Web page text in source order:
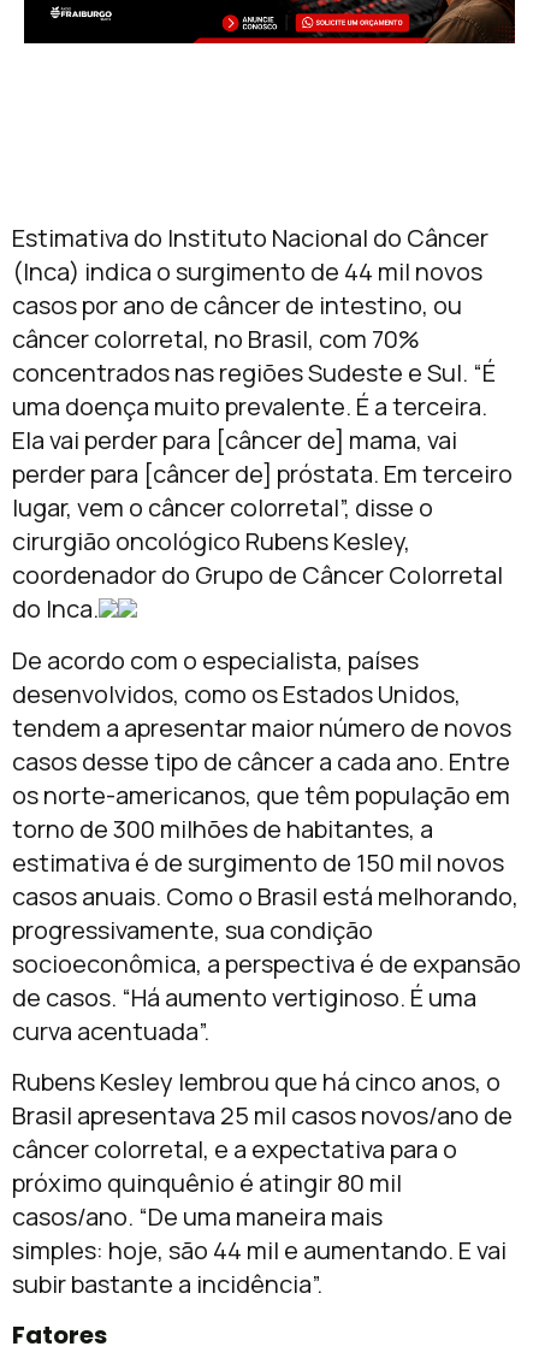
Estimativa do Instituto Nacional do Câncer
(Inca) indica o surgimento de 44 mil novos
casos por ano de câncer de intestino, ou
câncer colorretal, no Brasil, com 70%
concentrados nas regiões Sudeste e Sul. “É
uma doença muito prevalente. É a terceira.
Ela vai perder para [câncer de] mama, vai
perder para [câncer de] próstata. Em terceiro
lugar, vem o câncer colorretal”, disse o
cirurgião oncológico Rubens Kesley,
coordenador do Grupo de Câncer Colorretal
do Inca.
De acordo com o especialista, países
desenvolvidos, como os Estados Unidos,
tendem a apresentar maior número de novos
casos desse tipo de câncer a cada ano. Entre
os norte-americanos, que têm população em
torno de 300 milhões de habitantes, a
estimativa é de surgimento de 150 mil novos
casos anuais. Como o Brasil está melhorando,
progressivamente, sua condição
socioeconômica, a perspectiva é de expansão
de casos. “Há aumento vertiginoso. É uma
curva acentuada”.
Rubens Kesley lembrou que há cinco anos, o
Brasil apresentava 25 mil casos novos/ano de
câncer colorretal, e a expectativa para o
próximo quinquênio é atingir 80 mil
casos/ano. “De uma maneira mais
simples: hoje, são 44 mil e aumentando. E vai
subir bastante a incidência”.
Fatores